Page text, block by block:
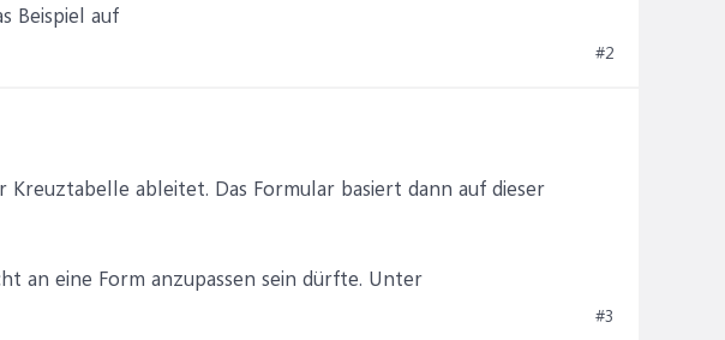
Beispiel auf
#2
Kreuztabelle ableitet. Das Formular basiert dann auf dieser
an eine Form anzupassen sein dürfte. Unter
#3